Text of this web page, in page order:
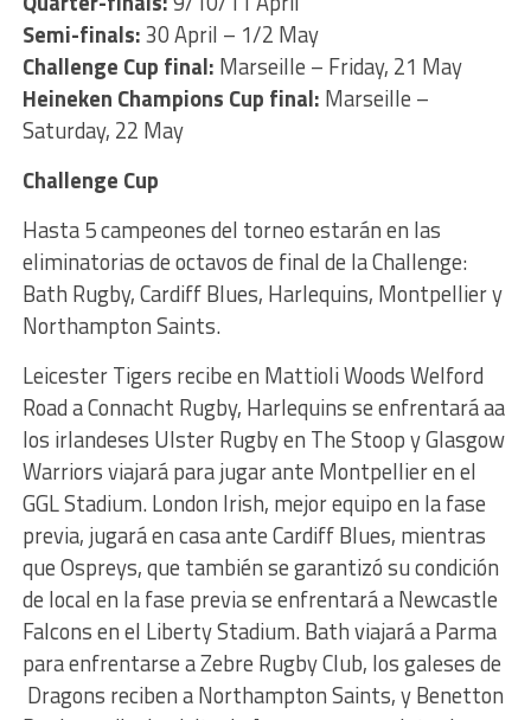
Semi-finals:30 April – 1/2 May
Challenge Cup final: Marseille – Friday, 21 May
Heineken Champions Cup final: Marseille –
Saturday, 22 May
Challenge Cup
Hasta 5 campeones del torneo estarán en las
eliminatorias de octavos de final de la Challenge:
Bath Rugby, Cardiff Blues, Harlequins, Montpellier y
Northampton Saints.
Leicester Tigers recibe en Mattioli Woods Welford
Road a Connacht Rugby, Harlequins se enfrentará aa
los irlandeses Ulster Rugby en The Stoop y Glasgow
Warriors viajará para jugar ante Montpellier en el
GGL Stadium. London Irish, mejor equipo en la fase
previa, jugará en casa ante Cardiff Blues, mientras
que Ospreys, que también se garantizó su condición
de local en la fase previa se enfrentará a Newcastle
Falcons en el Liberty Stadium. Bath viajará a Parma
para enfrentarse a Zebre Rugby Club, los galeses de
Dragons reciben a Northampton Saints, y Benetton